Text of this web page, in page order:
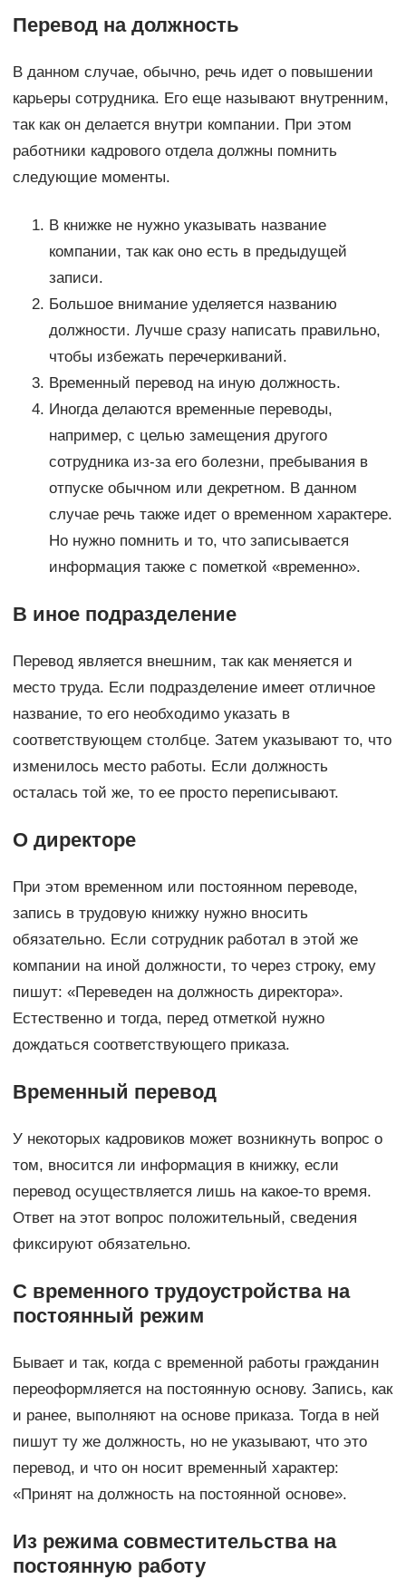
Перевод на должность
В данном случае, обычно, речь идет о повышении
карьеры сотрудника. Его еще называют внутренним,
так как он делается внутри компании. При этом
работники кадрового отдела должны помнить
следующие моменты.
В книжке не нужно указывать название
компании, так как оно есть в предыдущей
записи.
Большое внимание уделяется названию
должности. Лучше сразу написать правильно,
чтобы избежать перечеркиваний.
Временный перевод на иную должность.
Иногда делаются временные переводы,
например, с целью замещения другого
сотрудника из-за его болезни, пребывания в
отпуске обычном или декретном. В данном
случае речь также идет о временном характере.
Но нужно помнить и то, что записывается
информация также с пометкой «временно».
В иное подразделение
Перевод является внешним, так как меняется и
место труда. Если подразделение имеет отличное
название, то его необходимо указать в
соответствующем столбце. Затем указывают то, что
изменилось место работы. Если должность
осталась той же, то ее просто переписывают.
О директоре
При этом временном или постоянном переводе,
запись в трудовую книжку нужно вносить
обязательно. Если сотрудник работал в этой же
компании на иной должности, то через строку, ему
пишут: «Переведен на должность директора».
Естественно и тогда, перед отметкой нужно
дождаться соответствующего приказа.
Временный перевод
У некоторых кадровиков может возникнуть вопрос о
том, вносится ли информация в книжку, если
перевод осуществляется лишь на какое-то время.
Ответ на этот вопрос положительный, сведения
фиксируют обязательно.
С временного трудоустройства на
постоянный режим
Бывает и так, когда с временной работы гражданин
переоформляется на постоянную основу. Запись, как
и ранее, выполняют на основе приказа. Тогда в ней
пишут ту же должность, но не указывают, что это
перевод, и что он носит временный характер:
«Принят на должность на постоянной основе».
Из режима совместительства на
постоянную работу